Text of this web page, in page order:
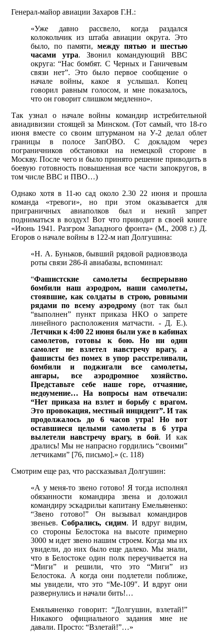
Генерал-майор авиации Захаров Г.Н.:
«Уже давно рассвело, когда раздался
колокольчик из штаба авиации округа. Это
было, по памяти, между пятью и шестью
часами утра. Звонил командующий ВВС
округа: “Нас бомбят. С Черных и Ганичевым
связи нет”. Это было первое сообщение о
начале войны, какое я услышал. Копец
говорил равным голосом, и мне показалось,
что он говорит слишком медленно».
Так узнал о начале войны командир истребительной
авиадивизии стоящей за Минском. (Тот самый, что 18-го
июня вместе со своим штурманом на У-2 делал облет
границы в полосе ЗапОВО. С докладом через
пограничников обстановки на немецкой стороне в
Москву. После чего и было принято решение приводить в
боевую готовность повышенная все части запокругов, в
том числе ВВС и ПВО…)
Однако хотя в 11-ю сад около 2.30 22 июня и прошла
команда «тревоги», но при этом оказывается для
приграничных авиаполков был и некий запрет
подниматься в воздух! Вот что приводит в своей книге
«Июнь 1941. Разгром Западного фронта» (М., 2008 г.) Д.
Егоров о начале войны в 122-м иап Долгушина:
«Н. А. Буньков, бывший рядовой радиовзвода
роты связи 286-й авиабазы, вспоминал:
“Фашистские самолеты беспрерывно
бомбили наш аэродром, наши самолеты,
стоявшие, как солдаты в строю, ровными
рядами по всему аэродрому(вот так был
“выполнен” пункт приказа НКО о запрете
линейного расположения матчасти. - Д. Е.).
Летчики к 4:00 22 июня были уже в кабинах
самолетов, готовы к бою. Но ни один
самолет не взлетел навстречу врагу, а
фашисты без помех в упор расстреливали,
бомбили и поджигали все самолеты,
ангары, все аэродромное хозяйство.
Представьте себе наше горе, отчаяние,
недоумение… На вопросы нам отвечали:
“Нет приказа на взлет и борьбу с врагом.
Это провокация, местный инцидент”. И так
продолжалось до 6 часов утра! Но вот
оставшиеся целыми самолеты в 6 утра
вылетели навстречу врагу, в бой. И как
дрались! Мы не напрасно гордились “своими”
летчиками” [76, письмо].» (с. 118)
Смотрим еще раз, что рассказывал Долгушин:
«А у меня-то звено готово! Я тогда исполнял
обязанности командира звена и доложил
командиру эскадрильи капитану Емельяненко:
“Звено готово!” Он вызывал командиров
звеньев.Собрались, сидим. И вдруг видим,
со стороны Белостока на высоте примерно
3000 м идет звено нашим строем. Когда мы их
увидели, до них было еще далеко. Мы знали,
что в Белостоке один полк переучивается на
“Миги” и решили, что это “Миги” из
Белостока. А когда они подлетели поближе,
мы увидели, что это “Ме-109″. И вдруг они
развернулись и начали бить!…
Емяльяненко говорит: “Долгушин, взлетай!”
Никакого официального задания мне не
давали. Просто: “Взлетай!”…»